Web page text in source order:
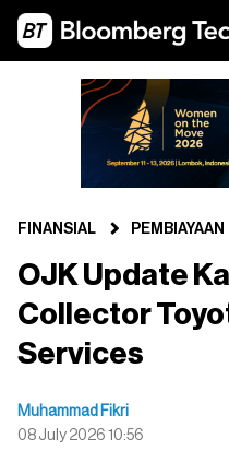
FINANSIAL PEMBIAYAAN
OJK Update
Collector
Services
Muhammad Fikri
08 July 2026 10:56